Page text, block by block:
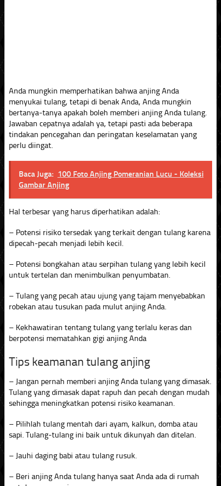
Anda mungkin memperhatikan bahwa anjing Anda
menyukai tulang, tetapi di benak Anda, Anda mungkin
bertanya-tanya apakah boleh memberi anjing Anda tulang.
Jawaban cepatnya adalah ya, tetapi pasti ada beberapa
tindakan pencegahan dan peringatan keselamatan yang
perlu diingat.
Baca Juga: 100 Foto Anjing Pomeranian Lucu - Koleksi
Gambar Anjing
Hal terbesar yang harus diperhatikan adalah:
– Potensi risiko tersedak yang terkait dengan tulang karena
dipecah-pecah menjadi lebih kecil.
– Potensi bongkahan atau serpihan tulang yang lebih kecil
untuk tertelan dan menimbulkan penyumbatan.
– Tulang yang pecah atau ujung yang tajam menyebabkan
robekan atau tusukan pada mulut anjing Anda.
– Kekhawatiran tentang tulang yang terlalu keras dan
berpotensi mematahkan gigi anjing Anda
Tips keamanan tulang anjing
– Jangan pernah memberi anjing Anda tulang yang dimasak.
Tulang yang dimasak dapat rapuh dan pecah dengan mudah
sehingga meningkatkan potensi risiko keamanan.
– Pilihlah tulang mentah dari ayam, kalkun, domba atau
sapi. Tulang-tulang ini baik untuk dikunyah dan ditelan.
– Jauhi daging babi atau tulang rusuk.
– Beri anjing Anda tulang hanya saat Anda ada di rumah